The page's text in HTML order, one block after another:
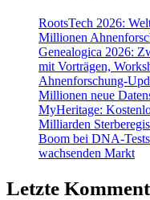
RootsTech 2026:
Millionen
Genealogica 2026:
mit Vorträgen,
Ahnenforschung-
Millionen neue
MyHeritage:
Milliarden
Boom bei DNA-
wachsenden Markt
Letzte